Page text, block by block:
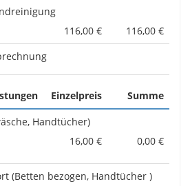
116,00 €
116,00 €
Einzelpreis
Summe
Handtücher)
16,00 €
0,00 €
(Betten bezogen, Handtücher )